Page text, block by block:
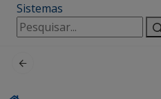
Sistemas
Pesquisar
por: